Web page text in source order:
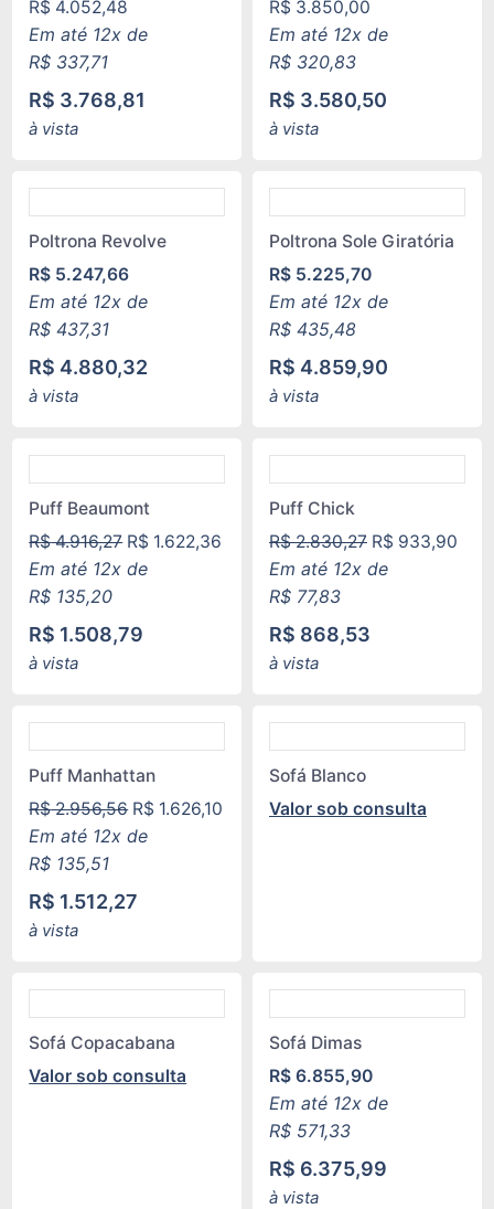
R$ 4.052,48
Em até 12x de
R$ 337,71
R$ 3.768,81
à vista
R$ 3.850,00
Em até 12x de
R$ 320,83
R$ 3.580,50
à vista
Poltrona Revolve
R$ 5.247,66
Em até 12x de
R$ 437,31
R$ 4.880,32
à vista
Poltrona Sole Giratória
R$ 5.225,70
Em até 12x de
R$ 435,48
R$ 4.859,90
à vista
Puff Beaumont
R$4.916,27 R$ 1.622,36
Em até 12x de
R$ 135,20
R$ 1.508,79
à vista
Puff Chick
R$2.830,27 R$ 933,90
Em até 12x de
R$ 77,83
R$ 868,53
à vista
Puff Manhattan
R$2.956,56 R$ 1.626,10
Em até 12x de
R$ 135,51
R$ 1.512,27
à vista
Sofá Blanco
Valor sob consulta
Sofá Copacabana
Valor sob consulta
Sofá Dimas
R$ 6.855,90
Em até 12x de
R$ 571,33
R$ 6.375,99
à vista